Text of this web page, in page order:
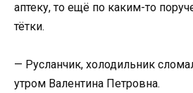
аптеку, то ещё по каким-то
тётки.
— Русланчик, холодильник
утром Валентина Петровна.